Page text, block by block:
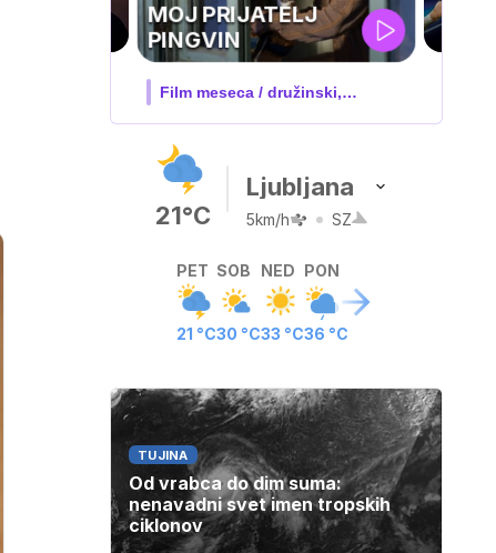
UEFA
SUPERPOKAL
V živo na VOYO: sreda ob 20.30
21°C
Ljubljana
5km/h SZ
PET
21 °C
SOB
30 °C
NED
33 °C
PON
36 °C
TUJINA
Od vrabca do dim suma:
nenavadni svet imen tropskih
ciklonov